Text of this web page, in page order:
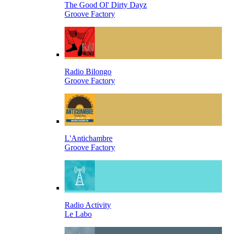
The Good Ol' Dirty Dayz
Groove Factory
Radio Bilongo
Groove Factory
L'Antichambre
Groove Factory
Radio Activity
Le Labo